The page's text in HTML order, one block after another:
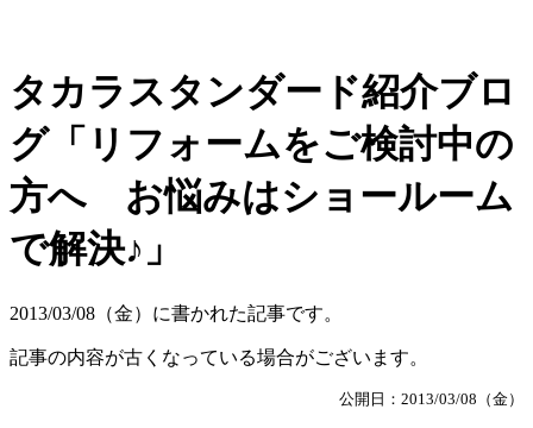
タカラスタンダード紹介ブロ
グ「リフォームをご検討中の
方へ お悩みはショールーム
で解決♪」
2013/03/08（金）に書かれた記事です。
記事の内容が古くなっている場合がございます。
公開日：2013/03/08（金）